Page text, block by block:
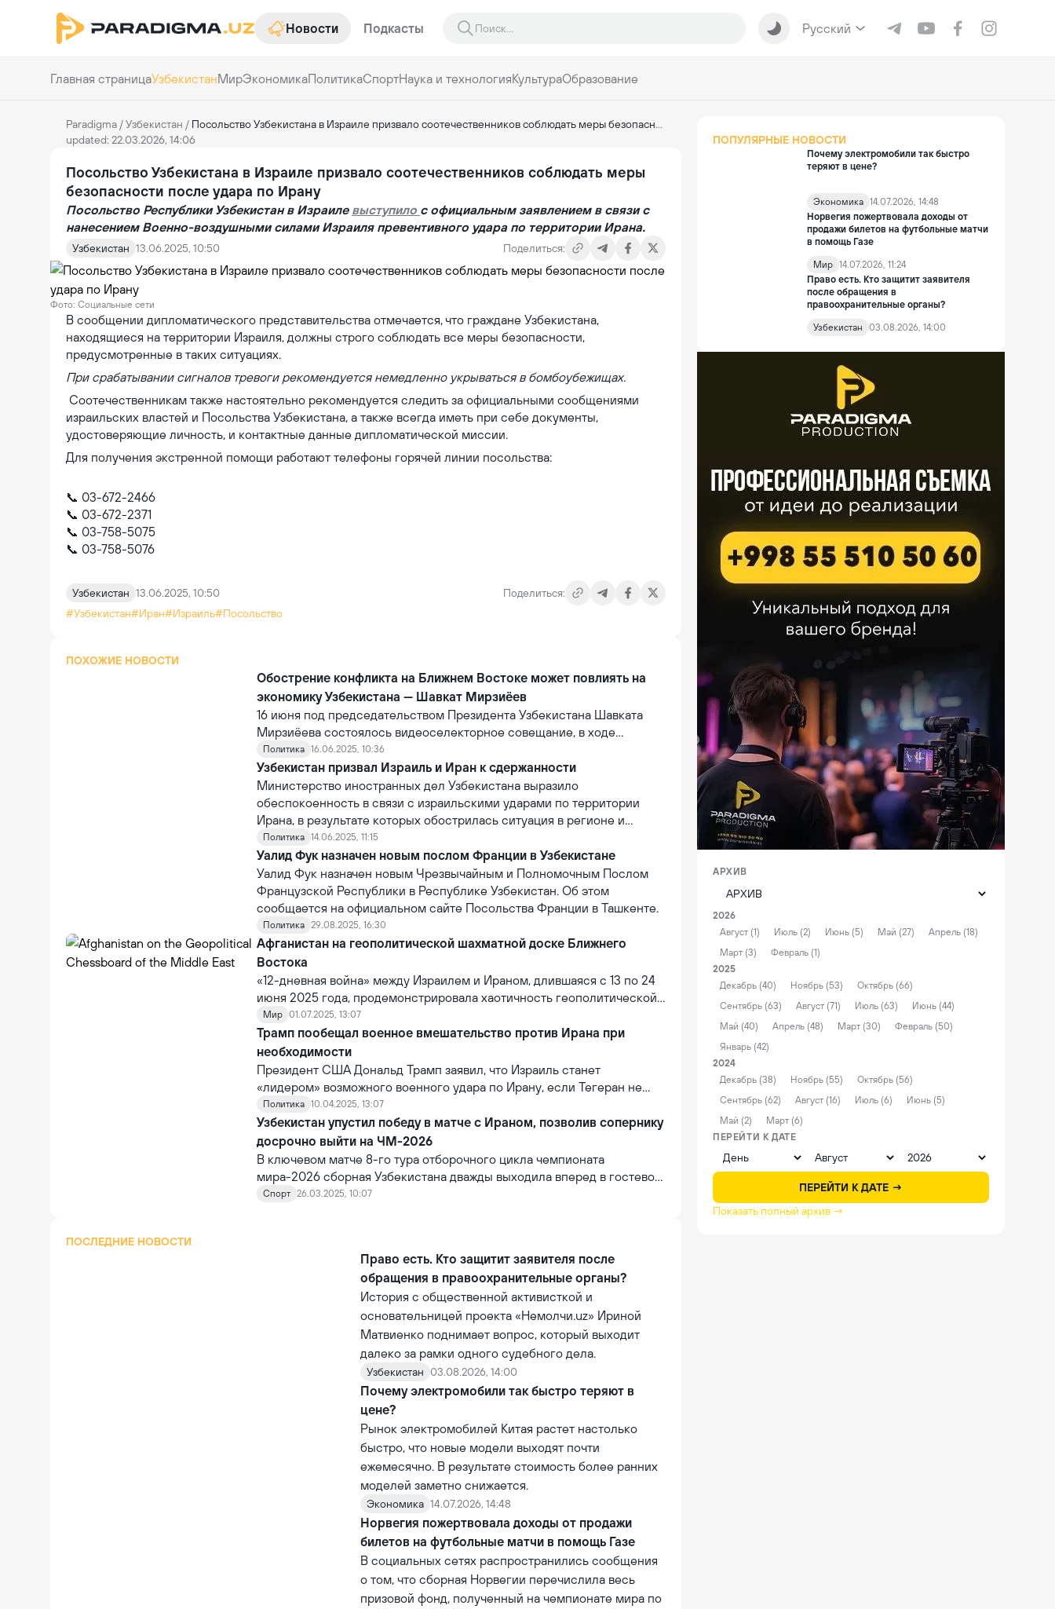
Новости Подкасты Русский
Главная страницаУзбекистанМирЭкономикаПолитикаСпортНаука и технологияКультураОбразование
Paradigma /Узбекистан / Посольство Узбекистана в Израиле призвало соотечественников соблюдать меры безопасности после удара по Ирану
updated: 22.03.2026, 14:06
Посольство Узбекистана в Израиле призвало соотечественников соблюдать меры
безопасности после удара по Ирану
Посольство Республики Узбекистан в Израиле выступило с официальным заявлением в связи с
нанесением Военно-воздушными силами Израиля превентивного удара по территории Ирана.
Узбекистан 13.06.2025, 10:50 Поделиться:
Фото: Социальные сети
В сообщении дипломатического представительства отмечается, что граждане Узбекистана,
находящиеся на территории Израиля, должны строго соблюдать все меры безопасности,
предусмотренные в таких ситуациях.
При срабатывании сигналов тревоги рекомендуется немедленно укрываться в бомбоубежищах.
Соотечественникам также настоятельно рекомендуется следить за официальными сообщениями
израильских властей и Посольства Узбекистана, а также всегда иметь при себе документы,
удостоверяющие личность, и контактные данные дипломатической миссии.
Для получения экстренной помощи работают телефоны горячей линии посольства:
📞 03-672-2466
📞 03-672-2371
📞 03-758-5075
📞 03-758-5076
Узбекистан 13.06.2025, 10:50
Поделиться:
#Узбекистан#Иран#Израиль#Посольство
ПОХОЖИЕ НОВОСТИ
Обострение конфликта на Ближнем Востоке может повлиять на
экономику Узбекистана — Шавкат Мирзиёев
16 июня под председательством Президента Узбекистана Шавката
Мирзиёева состоялось видеоселекторное совещание, в ходе
которого глава государства затронул тему обострения конфликта
между Ираном и Израилем. Об этом сообщила пресс-служба
президента.
Политика 16.06.2025, 10:36
Узбекистан призвал Израиль и Иран к сдержанности
Министерство иностранных дел Узбекистана выразило
обеспокоенность в связи с израильскими ударами по территории
Ирана, в результате которых обострилась ситуация в регионе и
имеются человеческие жертвы. Ведомство призвало обе стороны к
проявлению максимальной сдержанности.
Политика 14.06.2025, 11:15
Уалид Фук назначен новым послом Франции в Узбекистане
Уалид Фук назначен новым Чрезвычайным и Полномочным Послом
Французской Республики в Республике Узбекистан. Об этом
сообщается на официальном сайте Посольства Франции в Ташкенте.
Политика 29.08.2025, 16:30
Афганистан на геополитической шахматной доске Ближнего
Востока
«12-дневная война» между Израилем и Ираном, длившаяся с 13 по 24
июня 2025 года, продемонстрировала хаотичность геополитической
ситуации на Ближнем Востоке, ожесточённую борьбу за
региональное лидерство и актуальность выбора стороны для стран
региона. Ближний Восток уникален: каждая фигура на шахматной
доске играет деликатную роль, используются неожиданные ходы и
манёвры.
Мир 01.07.2025, 13:07
Трамп пообещал военное вмешательство против Ирана при
необходимости
Президент США Дональд Трамп заявил, что Израиль станет
«лидером» возможного военного удара по Ирану, если Тегеран не
прекратит свою ядерную программу. Об этом сообщает France24.
Политика 10.04.2025, 13:07
Узбекистан упустил победу в матче с Ираном, позволив сопернику
досрочно выйти на ЧМ-2026
В ключевом матче 8-го тура отборочного цикла чемпионата
мира-2026 сборная Узбекистана дважды выходила вперед в гостевой
встрече с Ираном, но не смогла удержать победу. Игра прошла на
Спорт 26.03.2025, 10:07
ПОСЛЕДНИЕ НОВОСТИ
Право есть. Кто защитит заявителя после
обращения в правоохранительные органы?
История с общественной активисткой и
основательницей проекта «Немолчи.uz» Ириной
Матвиенко поднимает вопрос, который выходит
далеко за рамки одного судебного дела.
Узбекистан 03.08.2026, 14:00
Почему электромобили так быстро теряют в
цене?
Рынок электромобилей Китая растет настолько
быстро, что новые модели выходят почти
ежемесячно. В результате стоимость более ранних
моделей заметно снижается.
Экономика 14.07.2026, 14:48
Норвегия пожертвовала доходы от продажи
билетов на футбольные матчи в помощь Газе
В социальных сетях распространились сообщения
о том, что сборная Норвегии перечислила весь
призовой фонд, полученный на чемпионате мира по
ПОПУЛЯРНЫЕ НОВОСТИ
Почему электромобили так быстро
теряют в цене?
Экономика 14.07.2026, 14:48
Норвегия пожертвовала доходы от
продажи билетов на футбольные матчи
в помощь Газе
Мир 14.07.2026, 11:24
Право есть. Кто защитит заявителя
после обращения в
правоохранительные органы?
Узбекистан 03.08.2026, 14:00
АРХИВ
2026
Август (1)
Июль (2) Июнь (5) Май (27)
Апрель (18)
Март (3)
Февраль (1)
2025
Декабрь (40)
Ноябрь (53)
Октябрь (66)
Сентябрь (63)
Август (71) Июль (63)
Июнь (44)
Май (40)
Апрель (48) Март (30)
Февраль (50)
Январь (42)
2024
Декабрь (38)
Ноябрь (55)
Октябрь (56)
Сентябрь (62)
Август (16) Июль (6)
Июнь (5)
Май (2)
Март (6)
ПЕРЕЙТИ К ДАТЕ
ПЕРЕЙТИ К ДАТЕ →
Показать полный архив →